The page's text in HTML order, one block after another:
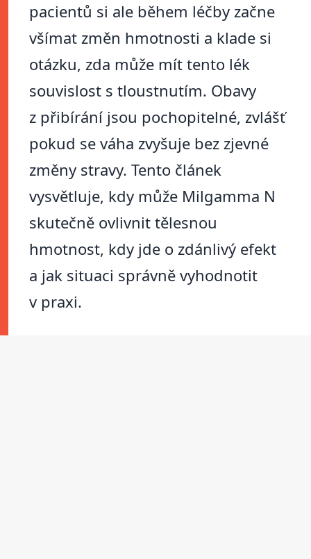
pacientů si ale během léčby začne
všímat změn hmotnosti a klade si
otázku, zda může mít tento lék
souvislost s tloustnutím. Obavy
z přibírání jsou pochopitelné, zvlášť
pokud se váha zvyšuje bez zjevné
změny stravy. Tento článek
vysvětluje, kdy může Milgamma N
skutečně ovlivnit tělesnou
hmotnost, kdy jde o zdánlivý efekt
a jak situaci správně vyhodnotit
v praxi.